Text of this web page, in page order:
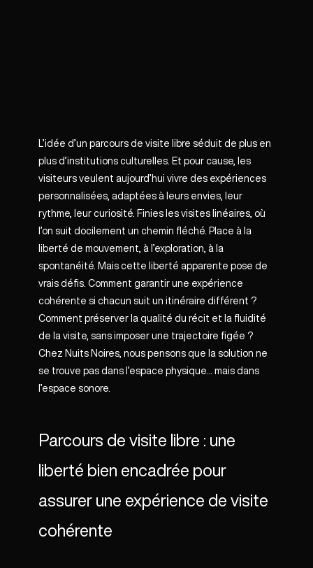
L’idée d’un parcours de visite libre séduit de plus en
plus d’institutions culturelles. Et pour cause, les
visiteurs veulent aujourd’hui vivre des expériences
personnalisées, adaptées à leurs envies, leur
rythme, leur curiosité. Finies les visites linéaires, où
l’on suit docilement un chemin fléché. Place à la
liberté de mouvement, à l’exploration, à la
spontanéité. Mais cette liberté apparente pose de
vrais défis. Comment garantir une expérience
cohérente si chacun suit un itinéraire différent ?
Comment préserver la qualité du récit et la fluidité
de la visite, sans imposer une trajectoire figée ?
Chez Nuits Noires, nous pensons que la solution ne
se trouve pas dans l’espace physique… mais dans
l’espace sonore.
Parcours de visite libre : une
liberté bien encadrée pour
assurer une expérience de visite
cohérente